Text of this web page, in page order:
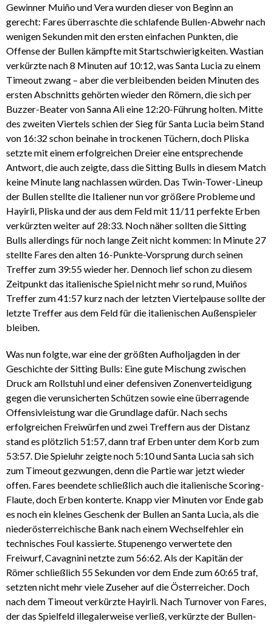
Gewinner Muiño und Vera wurden dieser von Beginn an
gerecht: Fares überraschte die schlafende Bullen-Abwehr nach
wenigen Sekunden mit den ersten einfachen Punkten, die
Offense der Bullen kämpfte mit Startschwierigkeiten. Wastian
verkürzte nach 8 Minuten auf 10:12, was Santa Lucia zu einem
Timeout zwang – aber die verbleibenden beiden Minuten des
ersten Abschnitts gehörten wieder den Römern, die sich per
Buzzer-Beater von Sanna Ali eine 12:20-Führung holten. Mitte
des zweiten Viertels schien der Sieg für Santa Lucia beim Stand
von 16:32 schon beinahe in trockenen Tüchern, doch Pliska
setzte mit einem erfolgreichen Dreier eine entsprechende
Antwort, die auch zeigte, dass die Sitting Bulls in diesem Match
keine Minute lang nachlassen würden. Das Twin-Tower-Lineup
der Bullen stellte die Italiener nun vor größere Probleme und
Hayirli, Pliska und der aus dem Feld mit 11/11 perfekte Erben
verkürzten weiter auf 28:33. Noch näher sollten die Sitting
Bulls allerdings für noch lange Zeit nicht kommen: In Minute 27
stellte Fares den alten 16-Punkte-Vorsprung durch seinen
Treffer zum 39:55 wieder her. Dennoch lief schon zu diesem
Zeitpunkt das italienische Spiel nicht mehr so rund, Muiños
Treffer zum 41:57 kurz nach der letzten Viertelpause sollte der
letzte Treffer aus dem Feld für die italienischen Außenspieler
bleiben.
Was nun folgte, war eine der größten Aufholjagden in der
Geschichte der Sitting Bulls: Eine gute Mischung zwischen
Druck am Rollstuhl und einer defensiven Zonenverteidigung
gegen die verunsicherten Schützen sowie eine überragende
Offensivleistung war die Grundlage dafür. Nach sechs
erfolgreichen Freiwürfen und zwei Treffern aus der Distanz
stand es plötzlich 51:57, dann traf Erben unter dem Korb zum
53:57. Die Spieluhr zeigte noch 5:10 und Santa Lucia sah sich
zum Timeout gezwungen, denn die Partie war jetzt wieder
offen. Fares beendete schließlich auch die italienische Scoring-
Flaute, doch Erben konterte. Knapp vier Minuten vor Ende gab
es noch ein kleines Geschenk der Bullen an Santa Lucia, als die
niederösterreichische Bank nach einem Wechselfehler ein
technisches Foul kassierte. Stupenengo verwertete den
Freiwurf, Cavagnini netzte zum 56:62. Als der Kapitän der
Römer schließlich 55 Sekunden vor dem Ende zum 60:65 traf,
setzten nicht mehr viele Zuseher auf die Österreicher. Doch
nach dem Timeout verkürzte Hayirli. Nach Turnover von Fares,
der das Spielfeld illegalerweise verließ, verkürzte der Bullen-